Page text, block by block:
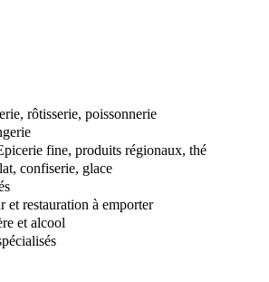
rôtisserie, poissonnerie
fine, produits régionaux, thé
confiserie, glace
et restauration à emporter
et alcool